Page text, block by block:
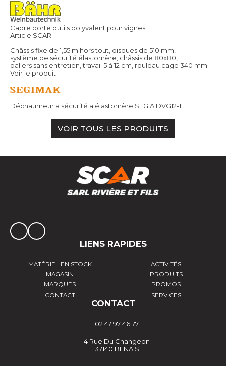
Cadre porte outils polyvalent pour vignes
Article SCAR
Châssis fixe de 1,55 m hors tout, disques de 510 mm,
système de sécurité élastomère, châssis de 80x80,
paliers sans entretien, travail 5 à 12 cm, rouleau cage 340 mm.
Voir le produit
Déchaumeur a sécurité a élastomère SEGIA DVG12-1
VOIR TOUS LES PRODUITS
LIENS RAPIDES
MATÉRIEL EN STOCK
ACTIVITÉS
MAGASIN
PRODUITS
MARQUES
PROMOS
CONTACT
SERVICES
CONTACT
02 47 97 46 77
4 Rue Du Changeon
37140 BENAIS